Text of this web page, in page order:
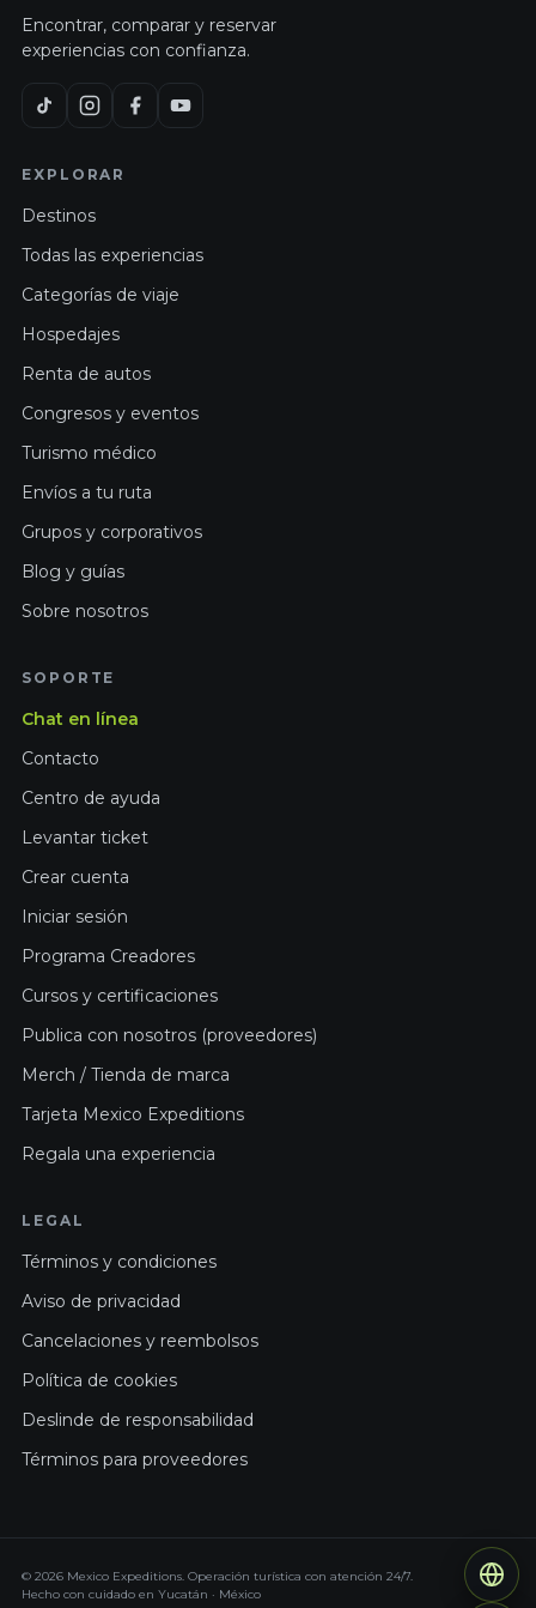
Encontrar, comparar y reservar
experiencias con confianza.
EXPLORAR
Destinos
Todas las experiencias
Categorías de viaje
Hospedajes
Renta de autos
Congresos y eventos
Turismo médico
Envíos a tu ruta
Grupos y corporativos
Blog y guías
Sobre nosotros
SOPORTE
Chat en línea
Contacto
Centro de ayuda
Levantar ticket
Crear cuenta
Iniciar sesión
Programa Creadores
Cursos y certificaciones
Publica con nosotros (proveedores)
Merch / Tienda de marca
Tarjeta Mexico Expeditions
Regala una experiencia
LEGAL
Términos y condiciones
Aviso de privacidad
Cancelaciones y reembolsos
Política de cookies
Deslinde de responsabilidad
Términos para proveedores
© 2026 Mexico Expeditions. Operación turística con atención 24/7.
Hecho con cuidado en Yucatán · México